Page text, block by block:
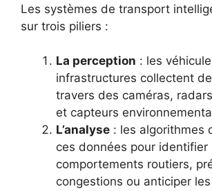
Les systèmes de transport
sur trois piliers :
La perception : les
infrastructures collectent
travers des caméras,
et capteurs
L’analyse : les algorithmes
ces données pour identifier
comportements routiers,
congestions ou anticiper